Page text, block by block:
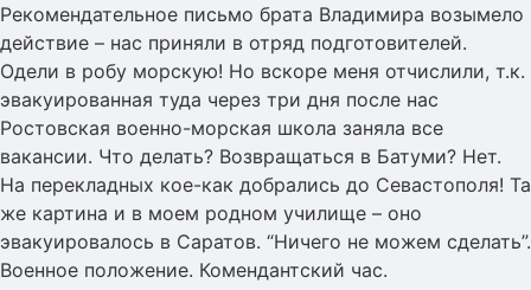
Рекомендательное письмо брата Владимира возымело
действие – нас приняли в отряд подготовителей.
Одели в робу морскую! Но вскоре меня отчислили, т.к.
эвакуированная туда через три дня после нас
Ростовская военно-морская школа заняла все
вакансии. Что делать? Возвращаться в Батуми? Нет.
На перекладных кое-как добрались до Севастополя! Та
же картина и в моем родном училище – оно
эвакуировалось в Саратов. “Ничего не можем сделать”.
Военное положение. Комендантский час.